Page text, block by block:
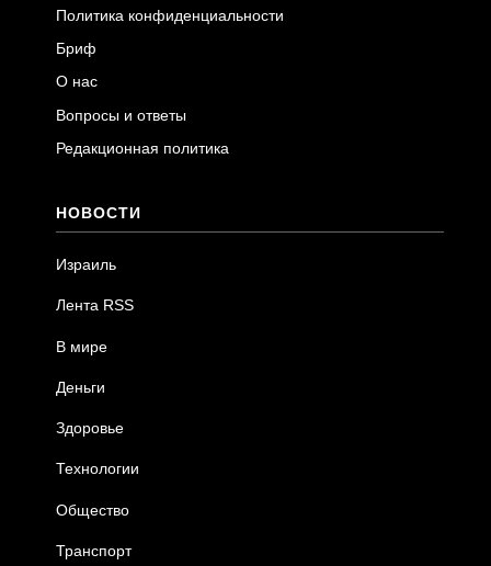
Политика конфиденциальности
Бриф
О нас
Вопросы и ответы
Редакционная политика
НОВОСТИ
Израиль
Лента RSS
В мире
Деньги
Здоровье
Технологии
Общество
Транспорт